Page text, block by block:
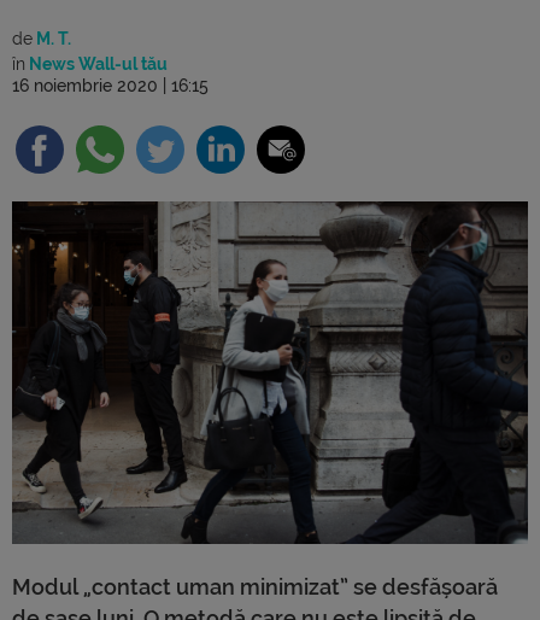
de M. T.
în News Wall-ul tău
16 noiembrie 2020 | 16:15
Modul „contact uman minimizat” se desfășoară